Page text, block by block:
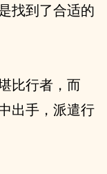
找到了合适的
比行者，而
出手，派遣行